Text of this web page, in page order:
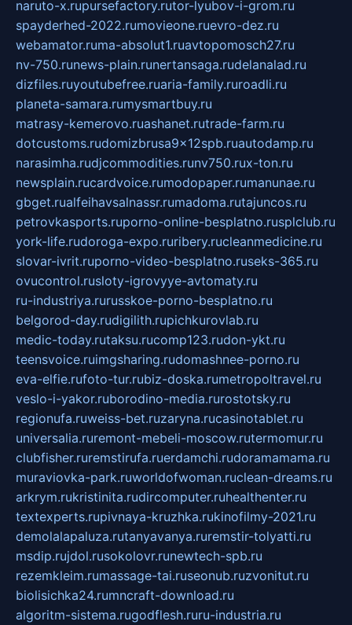
naruto-x.rupursefactory.rutor-lyubov-i-grom.ru
spayderhed-2022.rumovieone.ruevro-dez.ru
webamator.ruma-absolut1.ruavtopomosch27.ru
nv-750.runews-plain.runertansaga.rudelanalad.ru
dizfiles.ruyoutubefree.ruaria-family.ruroadli.ru
planeta-samara.rumysmartbuy.ru
matrasy-kemerovo.ruashanet.rutrade-farm.ru
dotcustoms.rudomizbrusa9x12spb.ruautodamp.ru
narasimha.rudjcommodities.runv750.rux-ton.ru
newsplain.rucardvoice.rumodopaper.rumanunae.ru
gbget.rualfeihavsalnassr.rumadoma.rutajuncos.ru
petrovkasports.ruporno-online-besplatno.rusplclub.ru
york-life.rudoroga-expo.ruribery.rucleanmedicine.ru
slovar-ivrit.ruporno-video-besplatno.ruseks-365.ru
ovucontrol.rusloty-igrovyye-avtomaty.ru
ru-industriya.rurusskoe-porno-besplatno.ru
belgorod-day.rudigilith.rupichkurovlab.ru
medic-today.rutaksu.rucomp123.rudon-ykt.ru
teensvoice.ruimgsharing.rudomashnee-porno.ru
eva-elfie.rufoto-tur.rubiz-doska.rumetropoltravel.ru
veslo-i-yakor.ruborodino-media.rurostotsky.ru
regionufa.ruweiss-bet.ruzaryna.rucasinotablet.ru
universalia.ruremont-mebeli-moscow.rutermomur.ru
clubfisher.ruremstirufa.ruerdamchi.rudoramamama.ru
muraviovka-park.ruworldofwoman.ruclean-dreams.ru
arkrym.rukristinita.rudircomputer.ruhealthenter.ru
textexperts.rupivnaya-kruzhka.rukinofilmy-2021.ru
demolalapaluza.rutanyavanya.ruremstir-tolyatti.ru
msdip.rujdol.rusokolovr.runewtech-spb.ru
rezemkleim.rumassage-tai.ruseonub.ruzvonitut.ru
biolisichka24.rumncraft-download.ru
algoritm-sistema.rugodflesh.ruru-industria.ru